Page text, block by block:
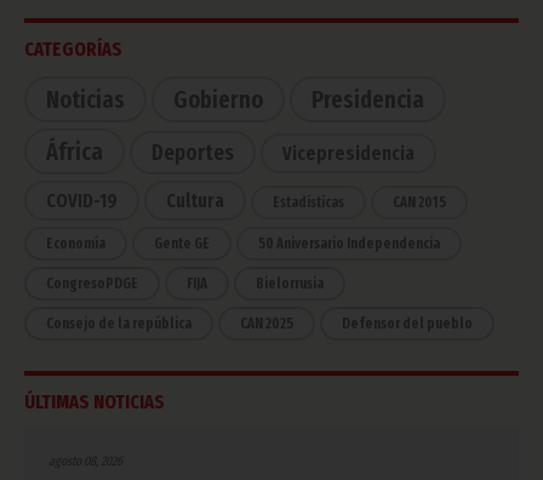
CATEGORÍAS
Noticias Gobierno
Presidencia
África
Deportes Vicepresidencia
COVID-19 Cultura Estadísticas CAN 2015
Economía Gente GE 50 Aniversario Independencia
CongresoPDGE FIJA Bielorrusia
Consejo de la república CAN 2025 Defensor del pueblo
ÚLTIMAS NOTICIAS